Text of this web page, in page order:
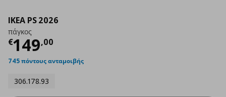
IKEA PS 2026
πάγκος
€149,00
Τρέχουσα τιμή
745 πόντους ανταμοιβής
306.178.93